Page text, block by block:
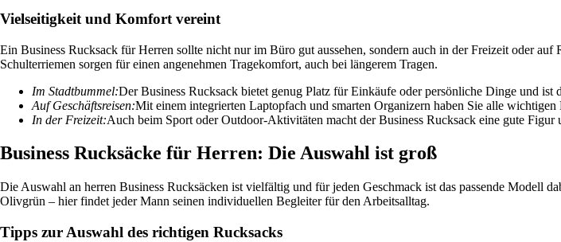
Vielseitigkeit und Komfort vereint
Ein Business Rucksack für Herren sollte nicht nur im Büro gut aussehen, sondern auch in der Freizeit oder
Schulterriemen sorgen für einen angenehmen Tragekomfort, auch bei längerem Tragen.
Im Stadtbummel:Der Business Rucksack bietet genug Platz für Einkäufe oder persönliche Dinge und ist
Auf Geschäftsreisen:Mit einem integrierten Laptopfach und smarten Organizern haben Sie alle
In der Freizeit:Auch beim Sport oder Outdoor-Aktivitäten macht der Business Rucksack eine gute
Business Rucksäcke für Herren: Die Auswahl ist groß
Die Auswahl an herren Business Rucksäcken ist vielfältig und für jeden Geschmack ist das passende Modell
Olivgrün – hier findet jeder Mann seinen individuellen Begleiter für den Arbeitsalltag.
Tipps zur Auswahl des richtigen Rucksacks